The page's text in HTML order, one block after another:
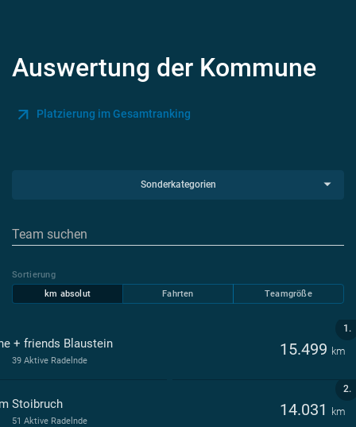
Auswertung der Kommune
Platzierung im Gesamtranking
Sonderkategorien
Sortierung
km absolut
Fahrten Teamgröße
1.
+ friends Blaustein 15.499 km
39 Aktive Radelnde
2.
Stoibruch 14.031 km
51 Aktive Radelnde